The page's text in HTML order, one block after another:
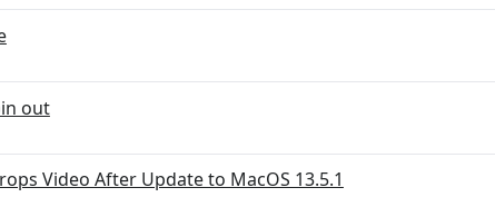
out
Video After Update to MacOS 13.5.1